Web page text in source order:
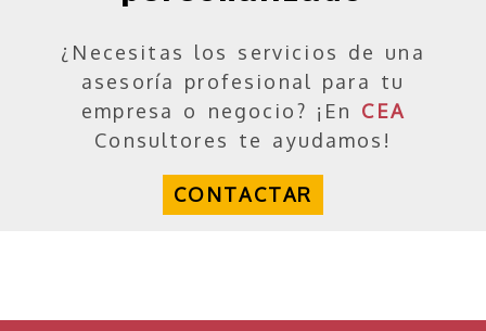
¿Necesitas los servicios de una
asesoría profesional para tu
empresa o negocio? ¡En CEA
Consultores te ayudamos!
CONTACTAR